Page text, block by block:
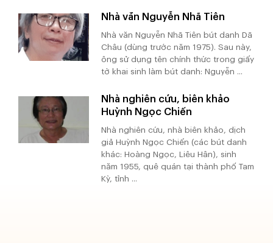
Nhà văn Nguyễn Nhã Tiên
Nhà văn Nguyễn Nhã Tiên bút danh Dã
Châu (dùng trước năm 1975). Sau này,
ông sử dụng tên chính thức trong giấy
tờ khai sinh làm bút danh: Nguyễn ...
Nhà nghiên cứu, biên khảo
Huỳnh Ngọc Chiến
Nhà nghiên cứu, nhà biên khảo, dịch
giả Huỳnh Ngọc Chiến (các bút danh
khác: Hoàng Ngọc, Liêu Hân), sinh
năm 1955, quê quán tại thành phố Tam
Kỳ, tỉnh ...